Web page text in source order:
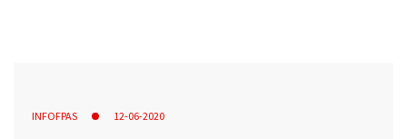
INFOFPAS 12-06-2020